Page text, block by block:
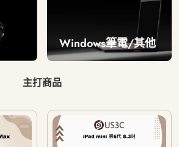
Windows筆電/其他
主打商品